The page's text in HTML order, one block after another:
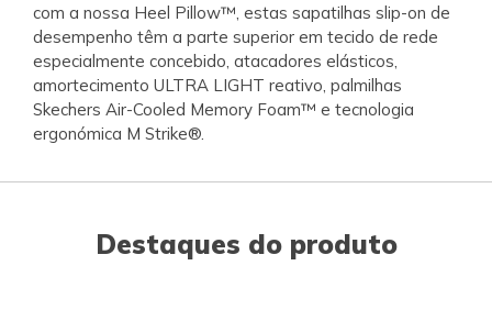
com a nossa Heel Pillow™, estas sapatilhas slip-on de
desempenho têm a parte superior em tecido de rede
especialmente concebido, atacadores elásticos,
amortecimento ULTRA LIGHT reativo, palmilhas
Skechers Air-Cooled Memory Foam™ e tecnologia
ergonómica M Strike®.
Destaques do produto